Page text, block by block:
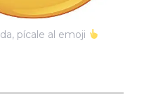
pícale al emoji